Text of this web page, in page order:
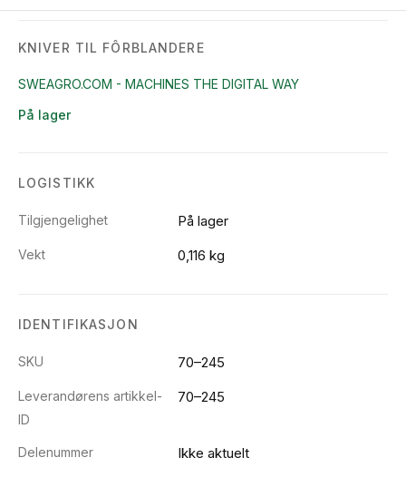
KNIVER TIL FÔRBLANDERE
SWEAGRO.COM - MACHINES THE DIGITAL WAY
På lager
LOGISTIKK
Tilgjengelighet På lager
Vekt 0,116 kg
IDENTIFIKASJON
SKU 70–245
Leverandørens artikkel-
ID
70–245
Delenummer Ikke aktuelt